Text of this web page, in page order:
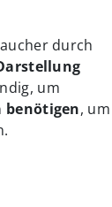
durch
um
benötigen, um